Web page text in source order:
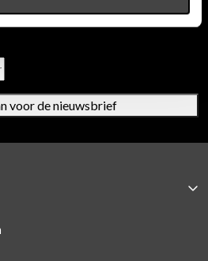
voor de nieuwsbrief